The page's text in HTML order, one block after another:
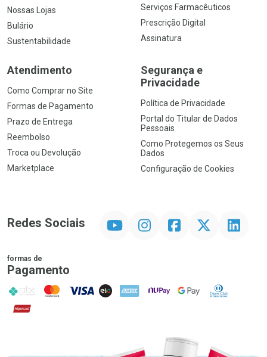
Nossas Lojas
Bulário
Sustentabilidade
Serviços Farmacêuticos
Prescrição Digital
Assinatura
Atendimento
Como Comprar no Site
Formas de Pagamento
Prazo de Entrega
Reembolso
Troca ou Devolução
Marketplace
Segurança e
Privacidade
Política de Privacidade
Portal do Titular de Dados
Pessoais
Como Protegemos os Seus
Dados
Configuração de Cookies
Redes Sociais InstagramFacebookTwitter Linkedin
formas de
Pagamento
PIX MasterCard
VISA ELO AMEX NuPay Google PayDiners Club
Hipercard